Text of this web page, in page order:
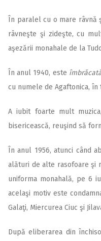
În paralel cu o mare râvnă
râvneşte şi zideşte, cu
aşezării monahale de la
În anul 1940, este
cu numele de Agaftonica,
A iubit foarte mult
bisericească, reuşind să
În anul 1956, atunci când
alături de alte rasofoare şi
uniforma monahală, pe 6
acelaşi motiv este
Galaţi, Miercurea Ciuc şi
După eliberarea din